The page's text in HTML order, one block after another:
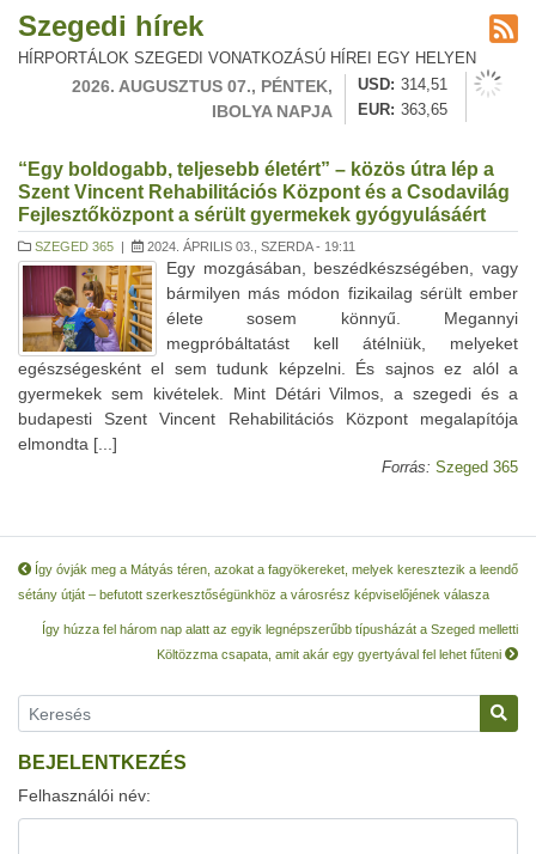
Szegedi hírek
HÍRPORTÁLOK SZEGEDI VONATKOZÁSÚ HÍREI EGY HELYEN
2026. AUGUSZTUS 07., PÉNTEK,
IBOLYA NAPJA
USD
314,51
EUR
363,65
“Egy boldogabb, teljesebb életért” – közös útra lép a
Szent Vincent Rehabilitációs Központ és a Csodavilág
Fejlesztőközpont a sérült gyermekek gyógyulásáért
SZEGED 365 | 2024. ÁPRILIS 03., SZERDA - 19:11
Egy mozgásában, beszédkészségében, vagy
bármilyen más módon fizikailag sérült ember
élete sosem könnyű. Megannyi
megpróbáltatást kell átélniük, melyeket
egészségesként el sem tudunk képzelni. És sajnos ez alól a
gyermekek sem kivételek. Mint Détári Vilmos, a szegedi és a
budapesti Szent Vincent Rehabilitációs Központ megalapítója
elmondta [...]
Forrás: Szeged 365
Így óvják meg a Mátyás téren, azokat a fagyökereket, melyek keresztezik a leendő
sétány útját – befutott szerkesztőségünkhöz a városrész képviselőjének válasza
Így húzza fel három nap alatt az egyik legnépszerűbb típusházát a Szeged melletti
Költözzma csapata, amit akár egy gyertyával fel lehet fűteni
BEJELENTKEZÉS
Felhasználói név: